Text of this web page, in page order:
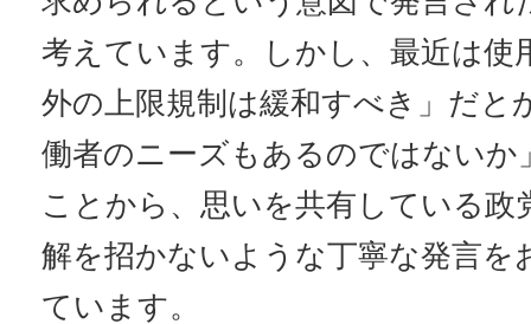
考えています。しかし、最近は使
外の上限規制は緩和すべき」だと
働者のニーズもあるのではないか
ことから、思いを共有している政
解を招かないような丁寧な発言を
ています。